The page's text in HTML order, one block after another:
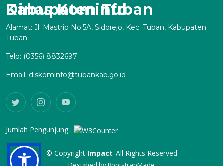
Dinas Kominfo Kabupaten Tuban
Alamat: Jl. Mastrip No.5A, Sidorejo, Kec. Tuban, Kabupaten
Tuban.
Telp: (0356) 8832697
Email: diskominfo@tubankab.go.id
Jumlah Pengunjung :
© Copyright Impact. All Rights Reserved